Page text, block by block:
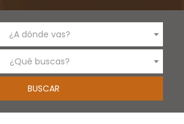
¿A dónde vas?
¿Qué buscas?